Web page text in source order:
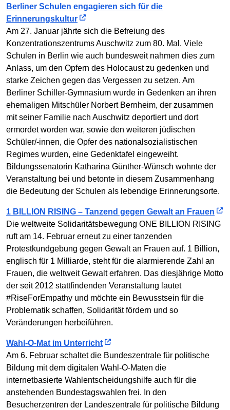
Berliner Schulen engagieren sich für die
Erinnerungskultur
Am 27. Januar jährte sich die Befreiung des
Konzentrationszentrums Auschwitz zum 80. Mal. Viele
Schulen in Berlin wie auch bundesweit nahmen dies zum
Anlass, um den Opfern des Holocaust zu gedenken und
starke Zeichen gegen das Vergessen zu setzen. Am
Berliner Schiller-Gymnasium wurde in Gedenken an ihren
ehemaligen Mitschüler Norbert Bernheim, der zusammen
mit seiner Familie nach Auschwitz deportiert und dort
ermordet worden war, sowie den weiteren jüdischen
Schüler/-innen, die Opfer des nationalsozialistischen
Regimes wurden, eine Gedenktafel eingeweiht.
Bildungssenatorin Katharina Günther-Wünsch wohnte der
Veranstaltung bei und betonte in diesem Zusammenhang
die Bedeutung der Schulen als lebendige Erinnerungsorte.
1 BILLION RISING – Tanzend gegen Gewalt an Frauen
Die weltweite Solidaritätsbewegung ONE BILLION RISING
ruft am 14. Februar erneut zu einer tanzenden
Protestkundgebung gegen Gewalt an Frauen auf. 1 Billion,
englisch für 1 Milliarde, steht für die alarmierende Zahl an
Frauen, die weltweit Gewalt erfahren. Das diesjährige Motto
der seit 2012 stattfindenden Veranstaltung lautet
#RiseForEmpathy und möchte ein Bewusstsein für die
Problematik schaffen, Solidarität fördern und so
Veränderungen herbeiführen.
Wahl-O-Mat im Unterricht
Am 6. Februar schaltet die Bundeszentrale für politische
Bildung mit dem digitalen Wahl-O-Maten die
internetbasierte Wahlentscheidungshilfe auch für die
anstehenden Bundestagswahlen frei. In den
Besucherzentren der Landeszentrale für politische Bildung